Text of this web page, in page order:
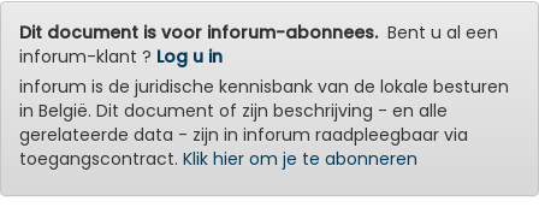
Dit document is voor inforum-abonnees.Bent u al een
inforum-klant ? Log u in
inforum is de juridische kennisbank van de lokale besturen
in België. Dit document of zijn beschrijving - en alle
gerelateerde data - zijn in inforum raadpleegbaar via
toegangscontract. Klik hier om je te abonneren